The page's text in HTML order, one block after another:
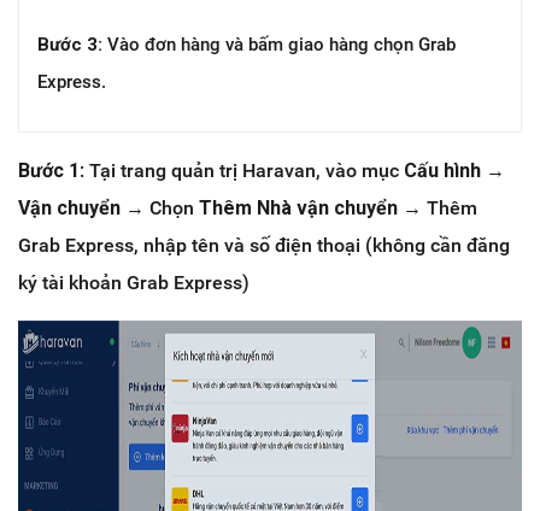
Bước 3: Vào đơn hàng và bấm giao hàng chọn Grab
Express.
Bước 1: Tại trang quản trị Haravan, vào mục Cấu hình →
Vận chuyển → Chọn Thêm Nhà vận chuyển → Thêm
Grab Express, nhập tên và số điện thoại (không cần đăng
ký tài khoản Grab Express)